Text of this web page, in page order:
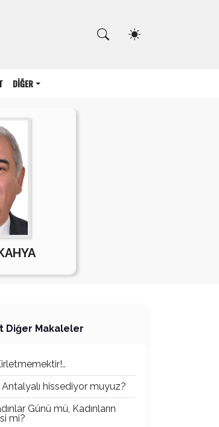
DİĞER
Diğer Makaleler
hissediyor muyuz?
Günü mü, Kadınların
mi?